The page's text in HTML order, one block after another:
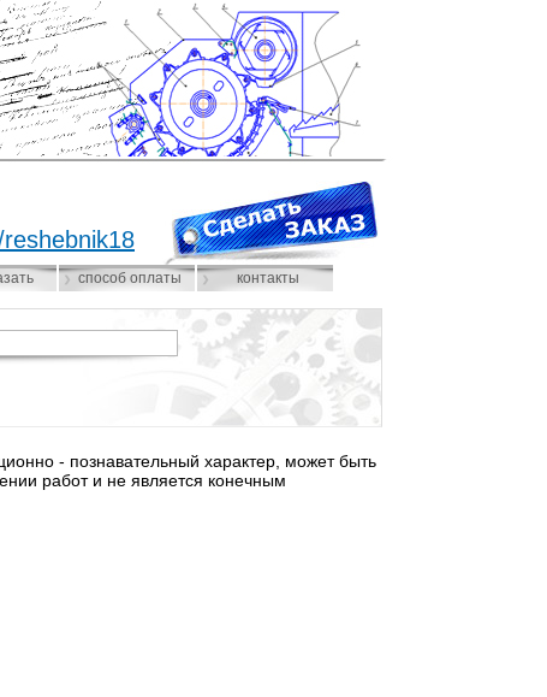
способ оплаты контакты
- познавательный характер, может быть
работ и не является конечным